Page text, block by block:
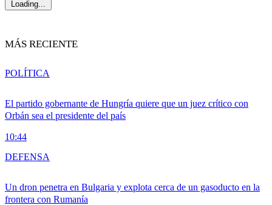
Loading...
MÁS RECIENTE
El partido gobernante de Hungría quiere que un juez crítico con
Orbán sea el presidente del país
10:44
POLÍTICA
Un dron penetra en Bulgaria y explota cerca de un gasoducto en la
frontera con Rumanía
DEFENSA